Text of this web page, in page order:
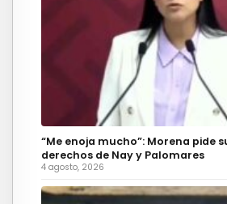
“Me enoja mucho”: Morena pide
derechos de Nay y Palomares
4 agosto, 2026